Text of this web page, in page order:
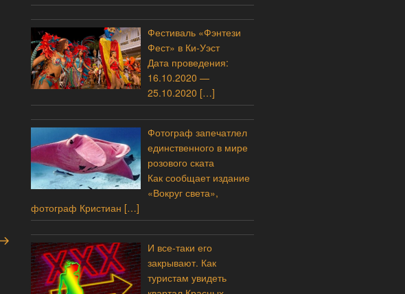
Следующая
запись
Фестиваль «Фэнтези
Фест» в Ки-Уэст
Дата проведения:
16.10.2020 —
25.10.2020 […]
Фотограф запечатлел
единственного в мире
розового ската
Как сообщает издание
«Вокруг света»,
фотограф Кристиан […]
И все-таки его
закрывают. Как
туристам увидеть